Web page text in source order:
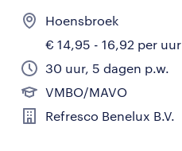
Hoensbroek
€ 14,95 - 16,92 per uur
30 uur, 5 dagen p.w.
VMBO/MAVO
Refresco Benelux B.V.